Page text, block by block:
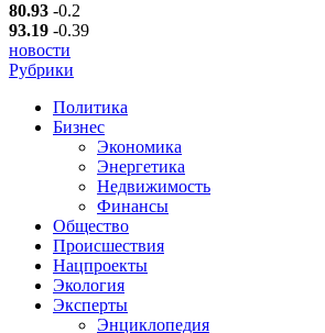
80.93 -0.2
93.19 -0.39
новости
Рубрики
Политика
Бизнес
Экономика
Энергетика
Недвижимость
Финансы
Общество
Происшествия
Нацпроекты
Экология
Эксперты
Энциклопедия